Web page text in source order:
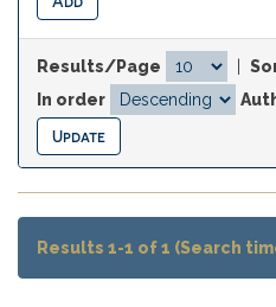
Results/Page
In order
Results 1-1 of 1 (Search